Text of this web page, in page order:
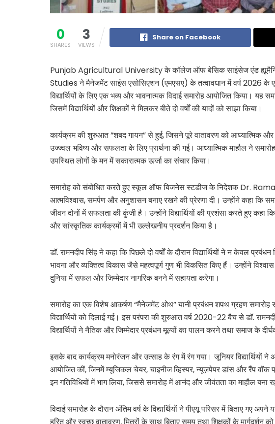
0
SHARES
3
VIEWS
Share on Facebook
Punjab Agricultural University के कॉलेज ऑफ बेसिक साइंसेज एंड
Studies ने मैनेजमेंट साइंस एसोसिएशन (एमएसए) के तत्वावधान में वर्ष 2026 के
विद्यार्थियों के लिए एक भव्य और भावनात्मक विदाई समारोह आयोजित किया। यह
जिसमें विद्यार्थियों और शिक्षकों ने मिलकर बीते दो वर्षों की यादों को साझा किया।
कार्यक्रम की शुरुआत “शबद गायन” से हुई, जिसने पूरे वातावरण को आध्यात्मिक और
उज्ज्वल भविष्य और सफलता के लिए प्रार्थना की गई। आध्यात्मिक माहौल ने
उपस्थित लोगों के मन में सकारात्मक ऊर्जा का संचार किया।
समारोह को संबोधित करते हुए स्कूल ऑफ बिजनेस स्टडीज के निदेशक Dr.
आत्मविश्वास, समर्पण और अनुशासन बनाए रखने की प्रेरणा दी। उन्होंने कहा कि
जीवन दोनों में सफलता की कुंजी है। उन्होंने विद्यार्थियों की प्रशंसा करते हुए
और सांस्कृतिक कार्यक्रमों में भी उल्लेखनीय प्रदर्शन किया है।
डॉ. रामनदीप सिंह ने कहा कि पिछले दो वर्षों के दौरान विद्यार्थियों ने न केवल प्रबंधन
भावना और व्यक्तित्व विकास जैसे महत्वपूर्ण गुण भी विकसित किए हैं। उन्होंने
दुनिया में सफल और जिम्मेदार नागरिक बनने में सहायता करेगा।
समारोह का एक विशेष आकर्षण “मैनेजमेंट ओथ” यानी प्रबंधन शपथ ग्रहण
विद्यार्थियों को दिलाई गई। इस परंपरा की शुरुआत वर्ष 2020-22 बैच से डॉ.
विद्यार्थियों ने नैतिक और जिम्मेदार प्रबंधन मूल्यों का पालन करने तथा समाज के
इसके बाद कार्यक्रम मनोरंजन और उत्साह के रंग में रंग गया। जूनियर विद्यार्थियों
आयोजित कीं, जिनमें म्यूजिकल चेयर, चाइनीज व्हिस्पर, न्यूज़पेपर डांस और रैंप वॉक
इन गतिविधियों में भाग लिया, जिससे समारोह में आनंद और जीवंतता का माहौल बना
विदाई समारोह के दौरान अंतिम वर्ष के विद्यार्थियों ने पीएयू परिसर में बिताए गए
हरित और स्वच्छ वातावरण, मित्रों के साथ बिताए समय तथा शिक्षकों के मार्गदर्शन